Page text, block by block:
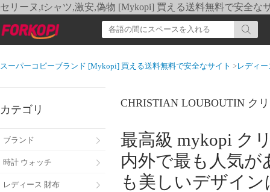
セリーヌ,tシャツ,激安,偽物 [Mykopi] 買える送料無料で安全な
スーパーコピーブランド [Mykopi] 買える送料無料で安全なサイト >レディ
カテゴリ
ブランド
時計 ウォッチ
レディース 財布
CHRISTIAN LOUBOUTIN ク
最高級 mykopi ク
内外で最も人気
も美しいデザイ